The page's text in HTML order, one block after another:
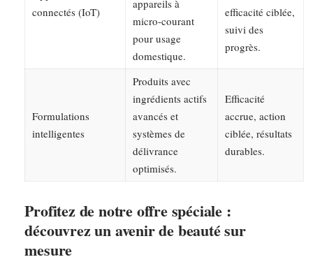
connectés (IoT)
appareils à
micro-courant
pour usage
domestique.
efficacité ciblée,
suivi des
progrès.
Formulations
intelligentes
Produits avec
ingrédients actifs
avancés et
systèmes de
délivrance
optimisés.
Efficacité
accrue, action
ciblée, résultats
durables.
Profitez de notre offre spéciale :
découvrez un avenir de beauté sur
mesure